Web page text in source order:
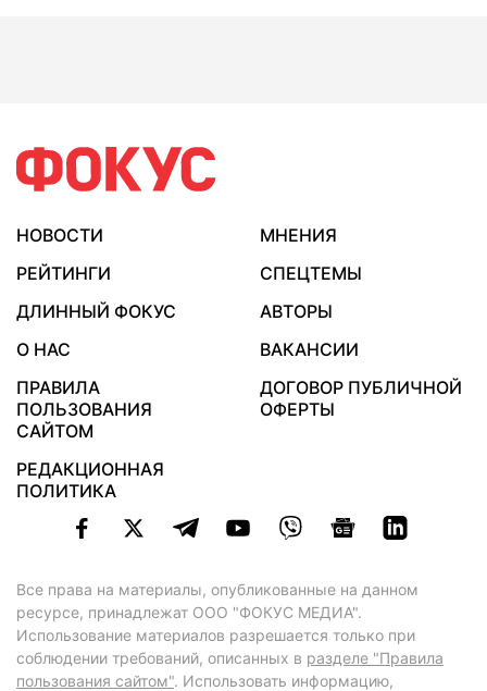
НОВОСТИ
МНЕНИЯ
РЕЙТИНГИ
СПЕЦТЕМЫ
ДЛИННЫЙ ФОКУС
АВТОРЫ
О НАС
ВАКАНСИИ
ПРАВИЛА
ПОЛЬЗОВАНИЯ
САЙТОМ
ДОГОВОР ПУБЛИЧНОЙ
ОФЕРТЫ
РЕДАКЦИОННАЯ
ПОЛИТИКА
Все права на материалы, опубликованные на данном
ресурсе, принадлежат ООО "ФОКУС МЕДИА".
Использование материалов разрешается только при
соблюдении требований, описанных в разделе "Правила
пользования сайтом". Использовать информацию,